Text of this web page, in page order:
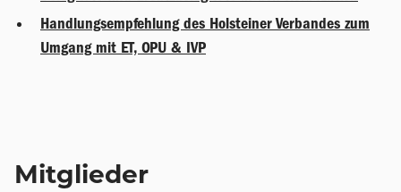
Handlungsempfehlung des Holsteiner Verbandes zum
Umgang mit ET, OPU & IVP
Mitglieder